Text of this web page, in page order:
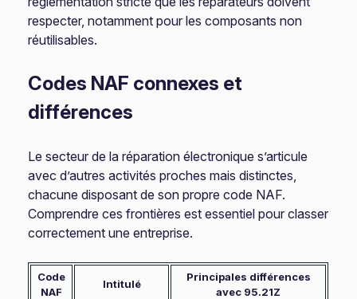
respecter, notamment pour les composants non
réutilisables.
Codes NAF connexes et
différences
Le secteur de la réparation électronique s’articule
avec d’autres activités proches mais distinctes,
chacune disposant de son propre code NAF.
Comprendre ces frontières est essentiel pour classer
correctement une entreprise.
Code
NAF
Intitulé
Principales différences
avec 95.21Z